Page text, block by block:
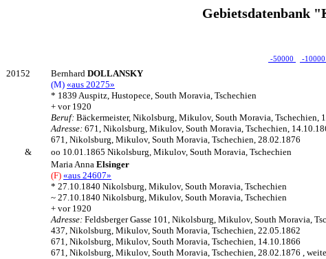
Gebietsdatenbank
-50000 -10000
20152 Bernhard DOLLANSKY
(M) «aus 20275»
* 1839 Auspitz, Hustopece, South Moravia, Tschechien
+ vor 1920
Beruf: Bäckermeister, Nikolsburg, Mikulov, South Moravia, Tschechien,
Adresse: 671, Nikolsburg, Mikulov, South Moravia, Tschechien,
671, Nikolsburg, Mikulov, South Moravia, Tschechien, 28.02.1876
&
oo 10.01.1865 Nikolsburg, Mikulov, South Moravia, Tschechien
Maria Anna Elsinger
(F) «aus 24607»
* 27.10.1840 Nikolsburg, Mikulov, South Moravia, Tschechien
~ 27.10.1840 Nikolsburg, Mikulov, South Moravia, Tschechien
+ vor 1920
Adresse: Feldsberger Gasse 101, Nikolsburg, Mikulov, South Moravia,
437, Nikolsburg, Mikulov, South Moravia, Tschechien, 22.05.1862
671, Nikolsburg, Mikulov, South Moravia, Tschechien, 14.10.1866
671, Nikolsburg, Mikulov, South Moravia, Tschechien, 28.02.1876 ,